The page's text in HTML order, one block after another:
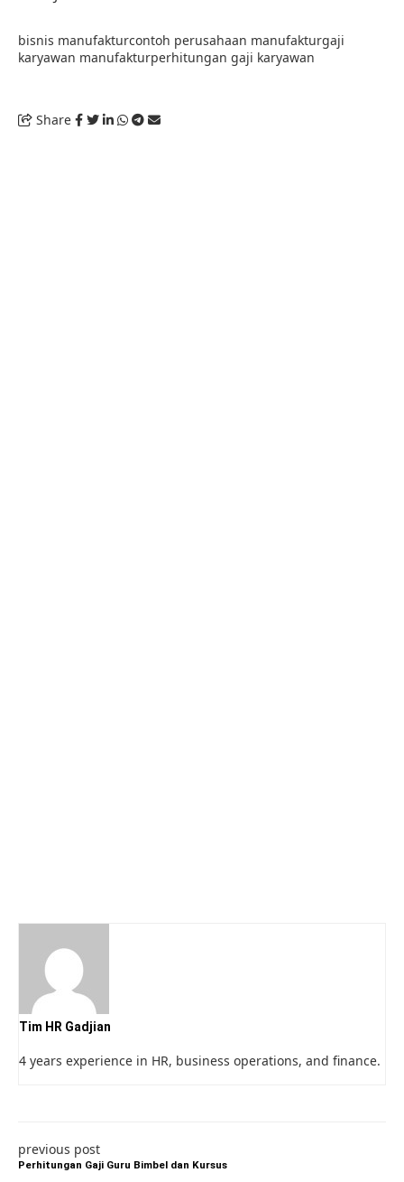
bisnis manufakturcontoh perusahaan manufakturgaji
karyawan manufakturperhitungan gaji karyawan
Share
Tim HR Gadjian
4 years experience in HR, business operations, and finance.
previous post
Perhitungan Gaji Guru Bimbel dan Kursus